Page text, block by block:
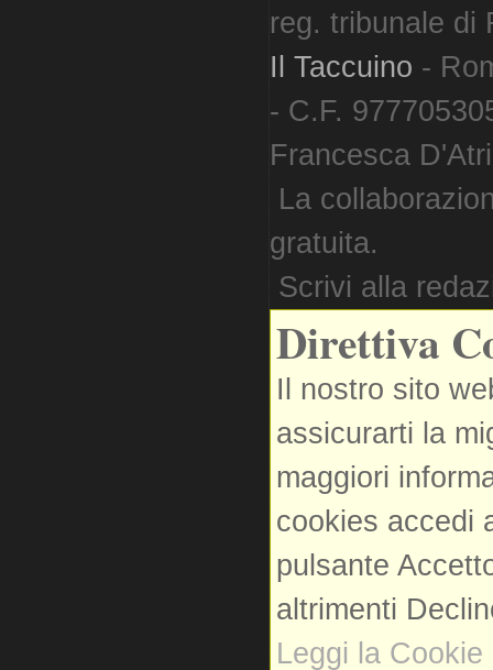
reg. tribunale di
Il Taccuino -
- C.F.
Francesca
La
gratuita.
Scrivi alla
Direttiva
Il nostro sito
assicurarti la
maggiori
cookies accedi
pulsante
altrimenti
Leggi la Cookie